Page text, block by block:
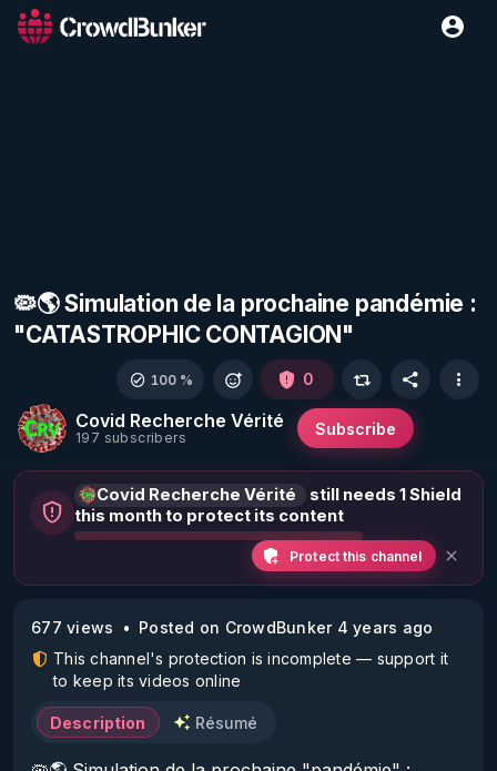
🦠🌎 Simulation de la prochaine pandémie :
"CATASTROPHIC CONTAGION"
Covid Recherche Vérité
197 subscribers Subscribe
100 % 0
Covid Recherche Vérité
still needs 1 Shield
this month to protect its content
Protect this channel
677 views
Posted on CrowdBunker 4 years ago
This channel's protection is incomplete — support it
to keep its videos online
Description Résumé